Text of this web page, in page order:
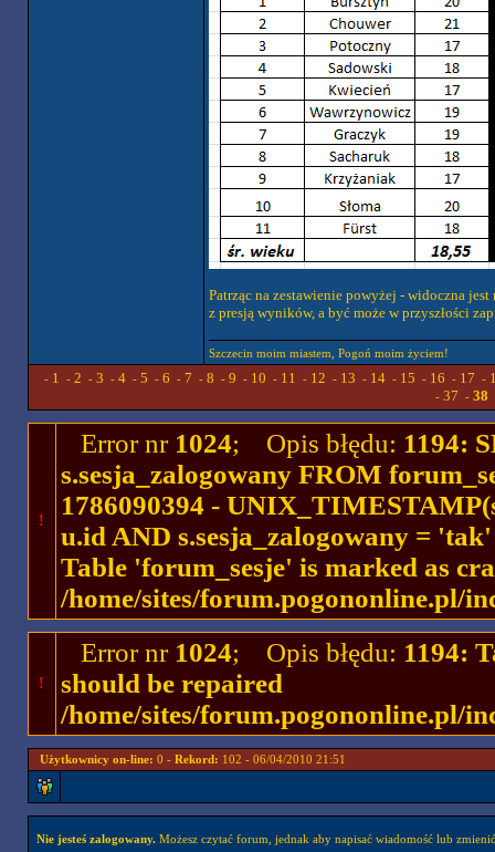
Patrząc na zestawienie powyżej - widoczna
z presją wyników, a być może w przyszłości
Szczecin moim miastem, Pogoń moim życiem!
- 1 - 2 - 3 - 4 - 5 - 6 - 7 - 8 - 9 - 10 - 11 - 12 - 13 - 14 - 15 - 16 - 17 -
- 37 - 38
!
Error nr 1024; Opis błędu: 1194:
s.sesja_zalogowany FROM
1786090394 -
u.id AND s.sesja_zalogowany =
Table 'forum_sesje' is marked as
/home/sites/forum.pogononline.pl/
!
Error nr 1024; Opis błędu: 1194:
should be repaired
/home/sites/forum.pogononline.pl/
Użytkownicy on-line: 0 - Rekord: 102 - 06/04/2010 21:51
Nie jesteś zalogowany.Możesz czytać forum, jednak aby napisać wiadomość lub